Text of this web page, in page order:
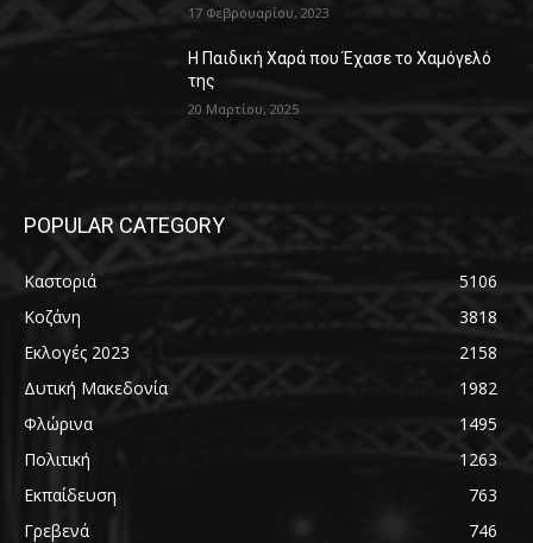
17 Φεβρουαρίου, 2023
Η Παιδική Χαρά που Έχασε το Χαμόγελό
της
20 Μαρτίου, 2025
POPULAR CATEGORY
Καστοριά
5106
Κοζάνη
3818
Εκλογές 2023
2158
Δυτική Μακεδονία
1982
Φλώρινα
1495
Πολιτική
1263
Εκπαίδευση
763
Γρεβενά
746